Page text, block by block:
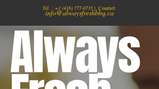
Tél. : +1 (416) 777-0735 | Courriel:
info@alwaysfreshbbq.ca
Always